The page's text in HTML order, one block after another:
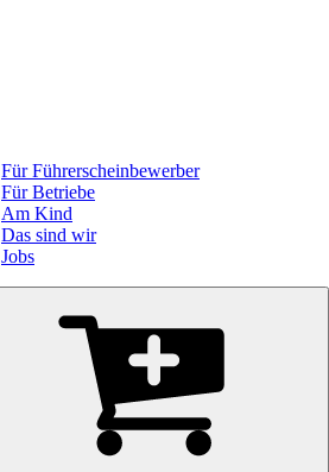
Für Führerscheinbewerber
Für Betriebe
Am Kind
Das sind wir
Jobs